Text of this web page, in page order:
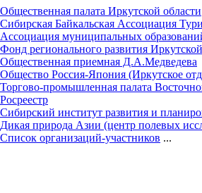
Общественная палата Иркутской области
Сибирская Байкальская Ассоциация
Ассоциация муниципальных
Фонд регионального развития
Общественная приемная Д.А.Медведева
Общество Россия-Япония (Иркутское
Торгово-промышленная палата
Росреестр
Сибирский институт развития и
Дикая природа Азии (центр полевых
Cписок организаций-участников ...